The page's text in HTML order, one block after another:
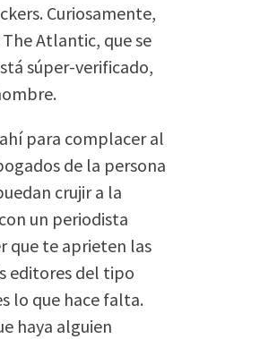
Curiosamente,
Atlantic, que se
súper-verificado,
para complacer al
de la persona
crujir a la
un periodista
que te aprieten las
editores del tipo
lo que hace falta.
haya alguien